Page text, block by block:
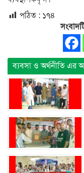
পঠিত : ১৭৪
ব্যবসা ও অর্থনীতি এর